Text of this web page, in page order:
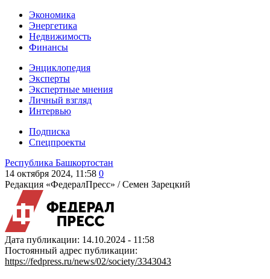
Экономика
Энергетика
Недвижимость
Финансы
Энциклопедия
Эксперты
Экспертные мнения
Личный взгляд
Интервью
Подписка
Спецпроекты
Республика Башкортостан
14 октября 2024, 11:58 0
Редакция «ФедералПресс» /Семен Зарецкий
Дата публикации: 14.10.2024 - 11:58
Постоянный адрес публикации:
https://fedpress.ru/news/02/society/3343043